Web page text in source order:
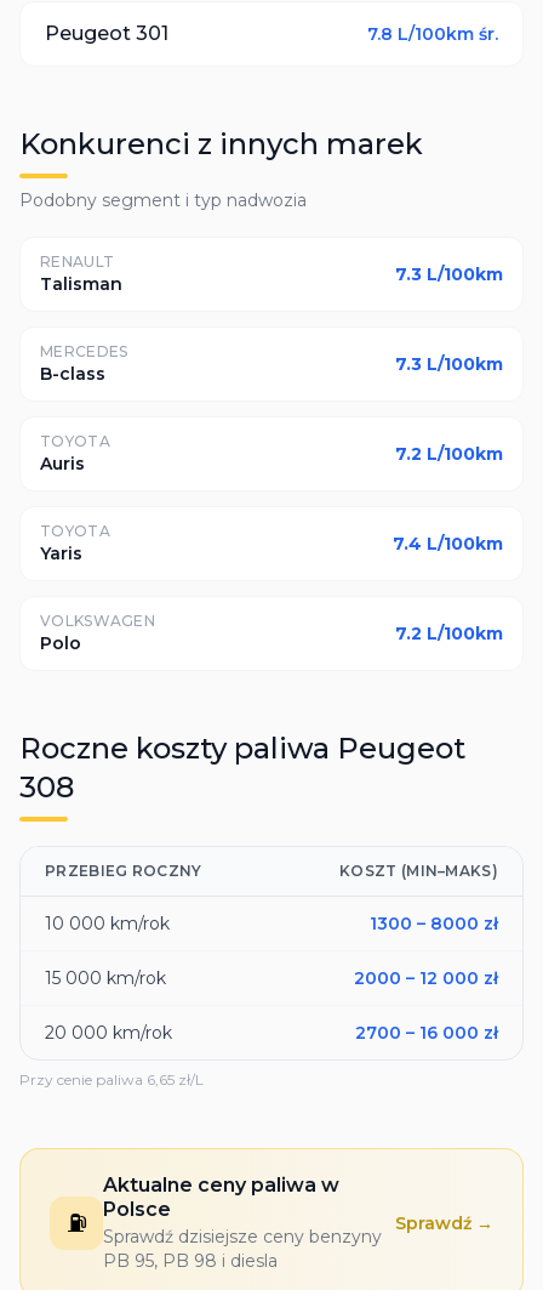
Peugeot 301 7.8 L/100km śr.
Konkurenci z innych marek
Podobny segment i typ nadwozia
RENAULT
Talisman 7.3 L/100km
MERCEDES
B-class 7.3 L/100km
TOYOTA
Auris 7.2 L/100km
TOYOTA
Yaris 7.4 L/100km
VOLKSWAGEN
Polo 7.2 L/100km
Roczne koszty paliwa Peugeot
308
PRZEBIEG ROCZNY KOSZT (MIN–MAKS)
10 000 km/rok 1300 – 8000 zł
15 000 km/rok 2000 – 12 000 zł
20 000 km/rok 2700 – 16 000 zł
Przy cenie paliwa 6,65 zł/L
⛽
Aktualne ceny paliwa w
Polsce
Sprawdź dzisiejsze ceny benzyny
PB 95, PB 98 i diesla
Sprawdź →